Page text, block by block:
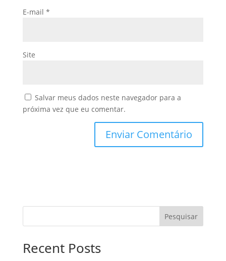
E-mail *
Site
Salvar meus dados neste navegador para a
próxima vez que eu comentar.
Pesquisar
Recent Posts